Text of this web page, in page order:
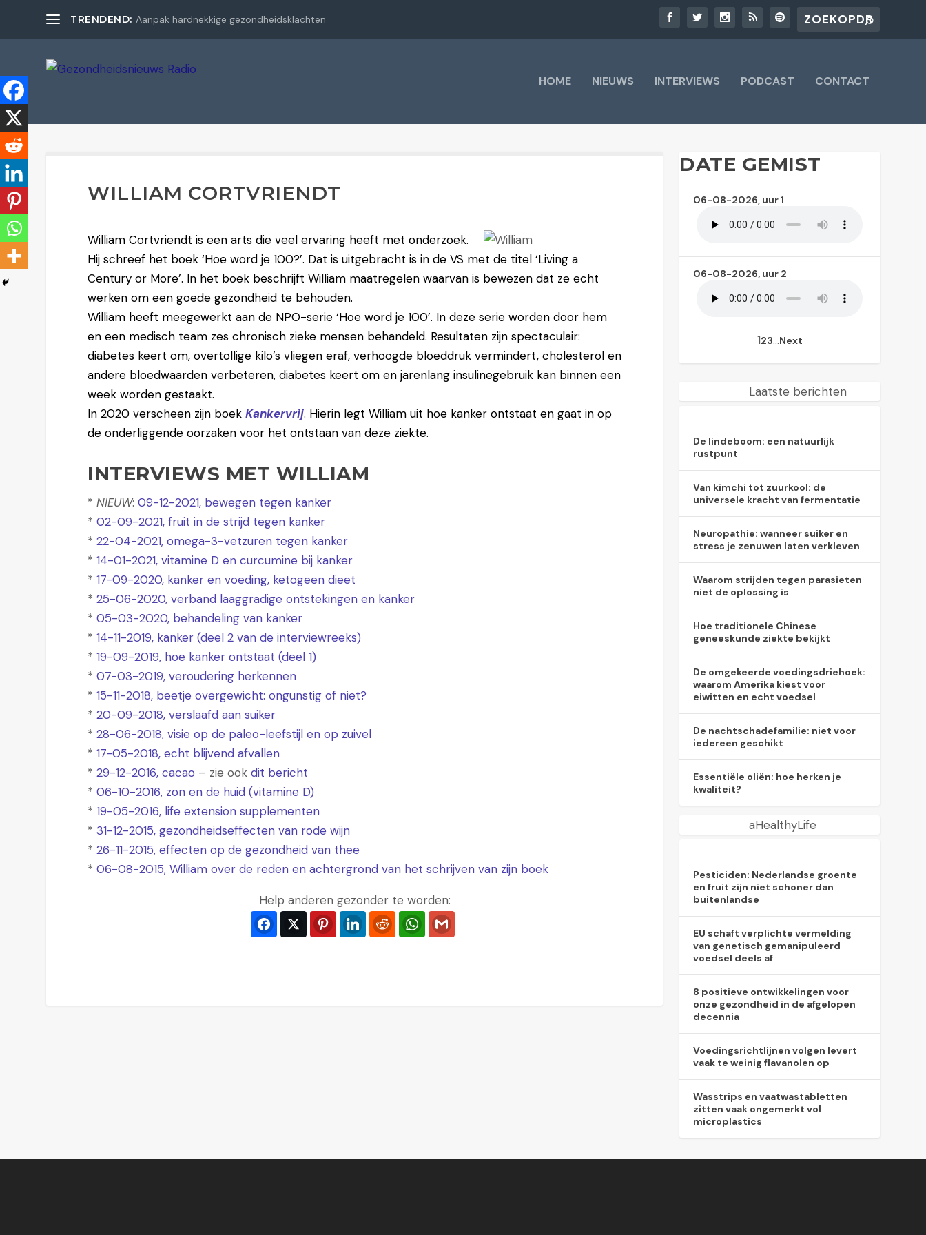
TRENDEND: Aanpak hardnekkige gezondheidsklachten
HOME NIEUWS INTERVIEWS PODCAST CONTACT
WILLIAM CORTVRIENDT
William Cortvriendt is een arts die veel ervaring heeft met onderzoek.
Hij schreef het boek ‘Hoe word je 100?’. Dat is uitgebracht is in de VS met de titel ‘Living a
Century or More’. In het boek beschrijft William maatregelen waarvan is bewezen dat ze echt
werken om een goede gezondheid te behouden.
William heeft meegewerkt aan de NPO-serie ‘Hoe word je 100’. In deze serie worden door hem
en een medisch team zes chronisch zieke mensen behandeld. Resultaten zijn spectaculair:
diabetes keert om, overtollige kilo’s vliegen eraf, verhoogde bloeddruk vermindert, cholesterol en
andere bloedwaarden verbeteren, diabetes keert om en jarenlang insulinegebruik kan binnen een
week worden gestaakt.
In 2020 verscheen zijn boekKankervrij. Hierin legt William uit hoe kanker ontstaat en gaat in op
de onderliggende oorzaken voor het ontstaan van deze ziekte.
INTERVIEWS MET WILLIAM
*NIEUW:09-12-2021, bewegen tegen kanker
*02-09-2021, fruit in de strijd tegen kanker
*22-04-2021, omega-3-vetzuren tegen kanker
*14-01-2021, vitamine D en curcumine bij kanker
*17-09-2020, kanker en voeding, ketogeen dieet
*25-06-2020, verband laaggradige ontstekingen en kanker
*05-03-2020, behandeling van kanker
*14-11-2019, kanker (deel 2 van de interviewreeks)
*19-09-2019, hoe kanker ontstaat (deel 1)
*07-03-2019, veroudering herkennen
*15-11-2018, beetje overgewicht: ongunstig of niet?
*20-09-2018, verslaafd aan suiker
*28-06-2018, visie op de paleo-leefstijl en op zuivel
*17-05-2018, echt blijvend afvallen
*29-12-2016, cacao – zie ookdit bericht
*06-10-2016, zon en de huid (vitamine D)
*19-05-2016, life extension supplementen
*31-12-2015, gezondheidseffecten van rode wijn
*26-11-2015, effecten op de gezondheid van thee
*06-08-2015, William over de reden en achtergrond van het schrijven van zijn boek
Help anderen gezonder te worden:
FacebookTwitter PinterestLinkedIn Reddit WhatsApp
DATE GEMIST
06-08-2026, uur 1
06-08-2026, uur 2
123…Next
Laatste berichten
De lindeboom: een natuurlijk
rustpunt
Van kimchi tot zuurkool: de
universele kracht van fermentatie
Neuropathie: wanneer suiker en
stress je zenuwen laten verkleven
Waarom strijden tegen parasieten
niet de oplossing is
Hoe traditionele Chinese
geneeskunde ziekte bekijkt
De omgekeerde voedingsdriehoek:
waarom Amerika kiest voor
eiwitten en echt voedsel
De nachtschadefamilie: niet voor
iedereen geschikt
Essentiële oliën: hoe herken je
kwaliteit?
aHealthyLife
Pesticiden: Nederlandse groente
en fruit zijn niet schoner dan
buitenlandse
EU schaft verplichte vermelding
van genetisch gemanipuleerd
voedsel deels af
8 positieve ontwikkelingen voor
onze gezondheid in de afgelopen
decennia
Voedingsrichtlijnen volgen levert
vaak te weinig flavanolen op
Wasstrips en vaatwastabletten
zitten vaak ongemerkt vol
microplastics